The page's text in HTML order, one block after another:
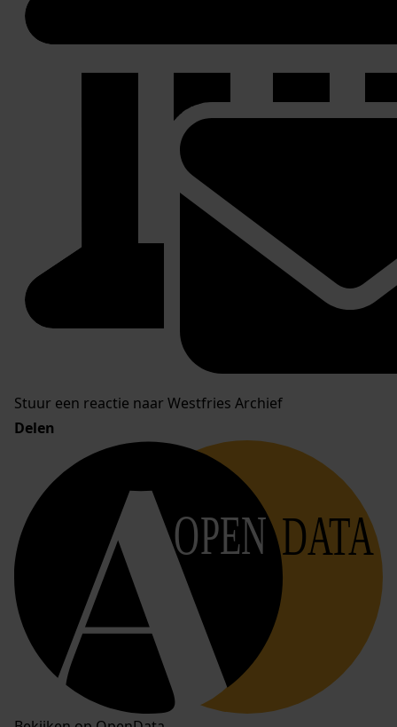
Stuur een reactie naar Westfries Archief
Delen
OPEN DATA